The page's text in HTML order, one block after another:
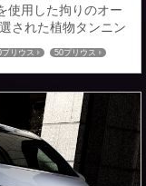
使用した拘りのオー
された植物タンニン
が生み出す、味わ
ーザーキ―ケース】
０車種以上※全て車種
よる選べる仕様は全
色：...
プリウス
50プリウス